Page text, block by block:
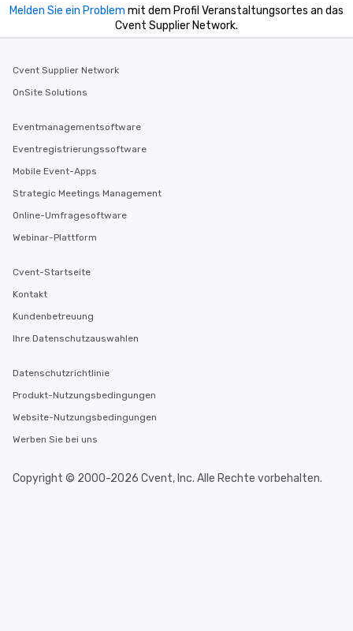
Melden Sie ein Problem mit dem Profil Veranstaltungsortes an das
Cvent Supplier Network.
Cvent Supplier Network
OnSite Solutions
Eventmanagementsoftware
Eventregistrierungssoftware
Mobile Event-Apps
Strategic Meetings Management
Online-Umfragesoftware
Webinar-Plattform
Cvent-Startseite
Kontakt
Kundenbetreuung
Ihre Datenschutzauswahlen
Datenschutzrichtlinie
Produkt-Nutzungsbedingungen
Website-Nutzungsbedingungen
Werben Sie bei uns
Copyright © 2000-2026 Cvent, Inc. Alle Rechte vorbehalten.